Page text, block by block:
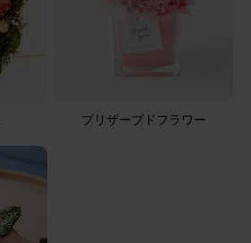
プリザーブドフラワー